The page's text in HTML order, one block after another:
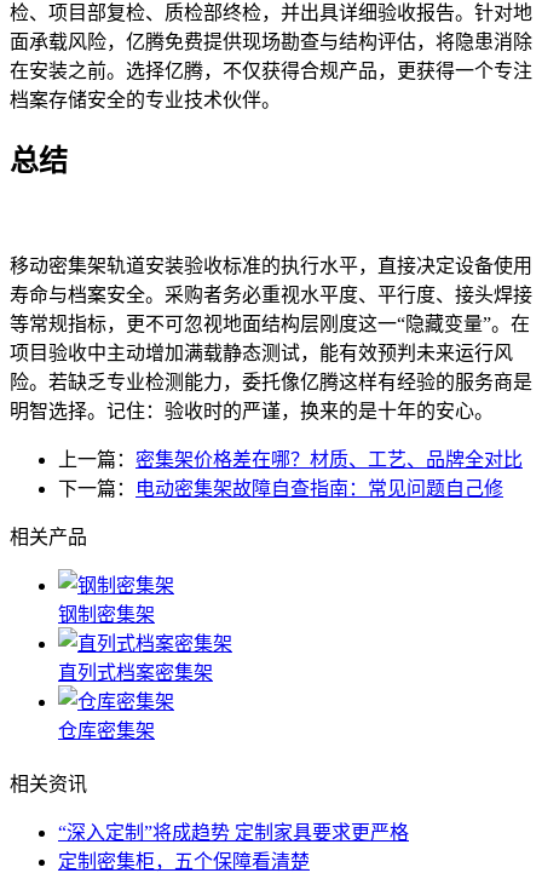
检、项目部复检、质检部终检，并出具详细验收报告。针对地
面承载风险，亿腾免费提供现场勘查与结构评估，将隐患消除
在安装之前。选择亿腾，不仅获得合规产品，更获得一个专注
档案存储安全的专业技术伙伴。
总结
移动密集架轨道安装验收标准的执行水平，直接决定设备使用
寿命与档案安全。采购者务必重视水平度、平行度、接头焊接
等常规指标，更不可忽视地面结构层刚度这一“隐藏变量”。在
项目验收中主动增加满载静态测试，能有效预判未来运行风
险。若缺乏专业检测能力，委托像亿腾这样有经验的服务商是
明智选择。记住：验收时的严谨，换来的是十年的安心。
上一篇： 密集架价格差在哪？材质、工艺、品牌全对比
下一篇：
电动密集架故障自查指南：常见问题自己修
相关产品
钢制密集架
直列式档案密集架
仓库密集架
相关资讯
“深入定制”将成趋势 定制家具要求更严格
定制密集柜，五个保障看清楚